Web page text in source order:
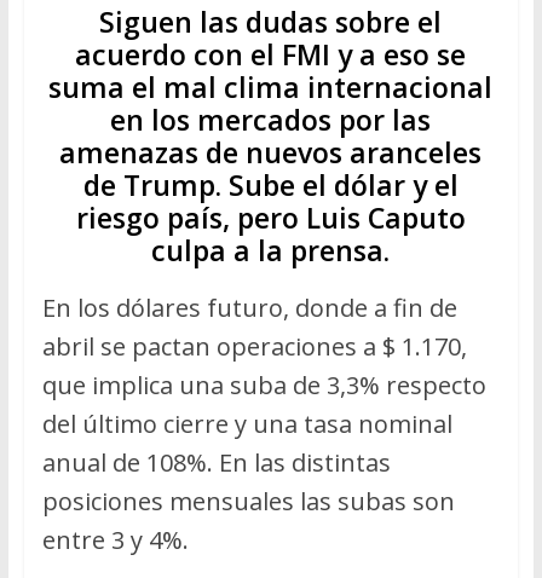
Siguen las dudas sobre el
acuerdo con el FMI y a eso se
suma el mal clima internacional
en los mercados por las
amenazas de nuevos aranceles
de Trump. Sube el dólar y el
riesgo país, pero Luis Caputo
culpa a la prensa.
En los dólares futuro, donde a fin de
abril se pactan operaciones a $ 1.170,
que implica una suba de 3,3% respecto
del último cierre y una tasa nominal
anual de 108%. En las distintas
posiciones mensuales las subas son
entre 3 y 4%.